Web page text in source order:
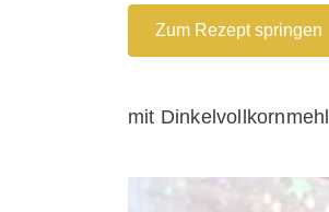
Zum Rezept springen
mit Dinkelvollkornmehl